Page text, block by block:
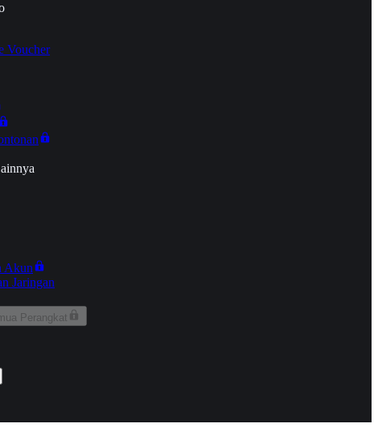
Voucher
Akun
Jaringan
Perangkat